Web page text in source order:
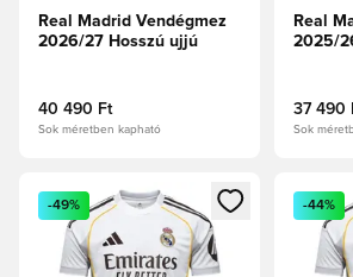
Real Madrid Vendégmez
2026/27 Hosszú ujjú
40 490 Ft
Sok méretben kapható
Real
2025/
37 490
Sok
Megnyit egy modált a
-49% -44%